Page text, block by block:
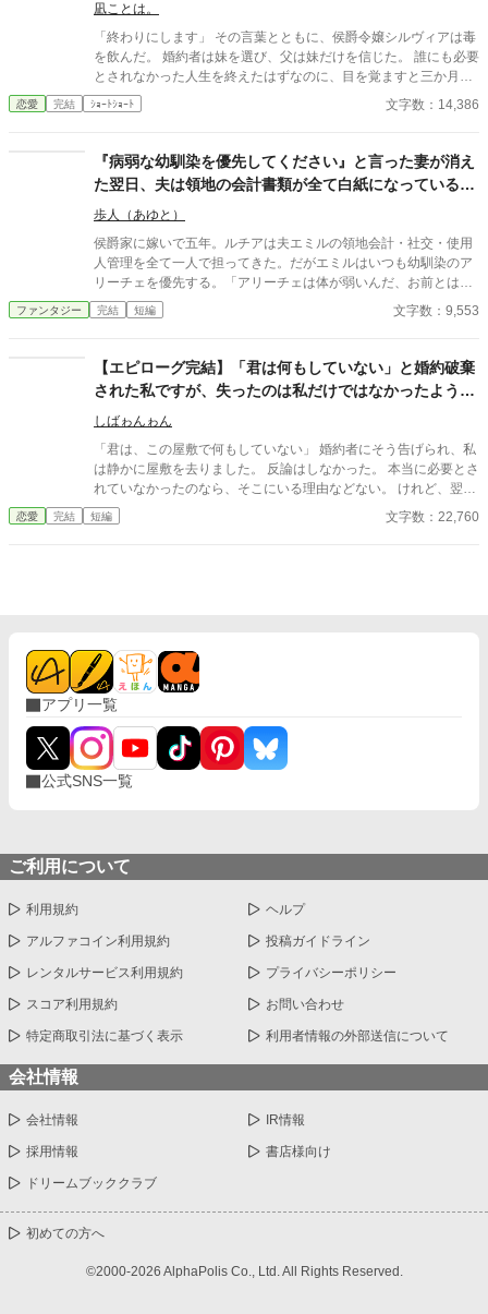
る、忘れられない夏。 けれど、その季節は永遠には続かなかっ
た。 これは、孤独を抱えた二人の少女が出会い互いの存在によっ
て救われていく── 一度きりの夏を描いた、酷く優しい物語 『拝
啓、あの夏のあなたへ。』 白浜未桜
凪ことは。
「終わりにします」 その言葉とともに、侯爵令嬢シルヴィアは毒
を飲んだ。 婚約者は妹を選び、父は妹だけを信じた。 誰にも必要
とされなかった人生を終えたはずなのに、目を覚ますと三か月前
へと時間は巻き戻っていた。 もう、誰かに愛されるためだけに生
きるのはやめよう。 そう決めた彼女は、静かに運命を書き換えて
めの物語。
恋愛 完結 ｼｮｰﾄｼｮｰﾄ 文字数：14,386
『病弱な幼馴染を優先してください』と言った妻が消え
た翌日、夫は領地の会計書類が全て白紙になっているこ
とに気づいた
歩人（あゆと）
侯爵家に嫁いで五年。ルチアは夫エミルの領地会計・社交・使用
人管理を全て一人で担ってきた。だがエミルはいつも幼馴染のア
リーチェを優先する。「アリーチェは体が弱いんだ、お前とは違
う」——その言葉を百回聞いた日、ルチアは微笑んで離縁届に署
名した。「ええ、私は丈夫ですから。どうぞ幼馴染様をお大事
らの陳情の山、そして紅茶の淹れ方すら知らない自分。三ヶ月
後、かつて「地味な妻」と呼ばれたルチアは、辺境伯の財務顧問
として辣腕を振るっていた。
ファンタジー 完結 短編 文字数：9,553
【エピローグ完結】「君は何もしていない」と婚約破棄
された私ですが、失ったのは私だけではなかったようで
す
しばゎんゎん
「君は、この屋敷で何もしていない」 婚約者にそう告げられ、私
は静かに屋敷を去りました。 反論はしなかった。 本当に必要とさ
れていなかったのなら、そこにいる理由などない。 けれど、翌日
から屋敷は変わり始める。 もちろん、悪い意味で。 執事が辞め、
料理長が辞め、長年付き合いのあった商会は取引を打ち切り、貴
恋愛 完結 短編 文字数：22,760
アプリ一覧
公式SNS一覧
ご利用について
利用規約 ヘルプ
アルファコイン利用規約 投稿ガイドライン
レンタルサービス利用規約 プライバシーポリシー
スコア利用規約 お問い合わせ
特定商取引法に基づく表示 利用者情報の外部送信について
会社情報
会社情報 IR情報
採用情報 書店様向け
ドリームブッククラブ
初めての方へ
©2000-2026 AlphaPolis Co., Ltd. All Rights Reserved.